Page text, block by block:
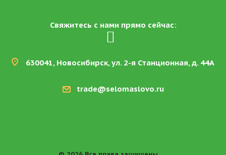
Свяжитесь с нами прямо сейчас:
630041, Новосибирск, ул. 2-я Станционная, д. 44А
trade@selomaslovo.ru